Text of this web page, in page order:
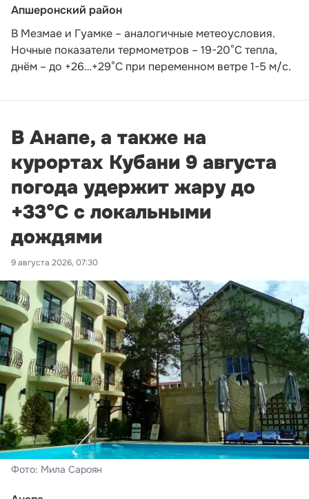
Апшеронский район
В Мезмае и Гуамке – аналогичные метеоусловия.
Ночные показатели термометров – 19-20°С тепла,
днём – до +26…+29°С при переменном ветре 1-5 м/с.
В Анапе, а также на
курортах Кубани 9 августа
погода удержит жару до
+33°С с локальными
дождями
9 августа 2026, 07:30
Фото: Мила Сароян